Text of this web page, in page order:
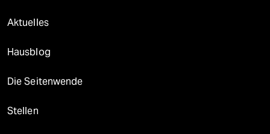
Aktuelles
Hausblog
Die Seitenwende
Stellen